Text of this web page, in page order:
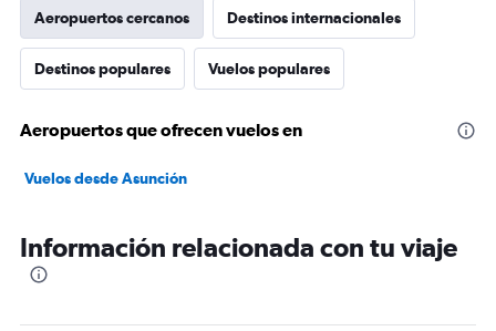
Aeropuertos cercanos Destinos internacionales
Destinos populares Vuelos populares
Aeropuertos que ofrecen vuelos en
Vuelos desde Asunción
Información relacionada con tu viaje